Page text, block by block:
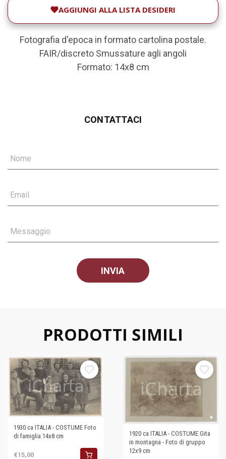
AGGIUNGI ALLA LISTA DESIDERI
Fotografia d'epoca in formato cartolina postale.
FAIR/discreto Smussature agli angoli
Formato: 14x8 cm
CONTATTACI
Nome
Email
Messaggio
PRODOTTI SIMILI
1930 ca ITALIA - COSTUME Foto
di famiglia 14x8 cm
€15,00
1920 ca ITALIA - COSTUME Gita
in montagna - Foto di gruppo
12x9 cm